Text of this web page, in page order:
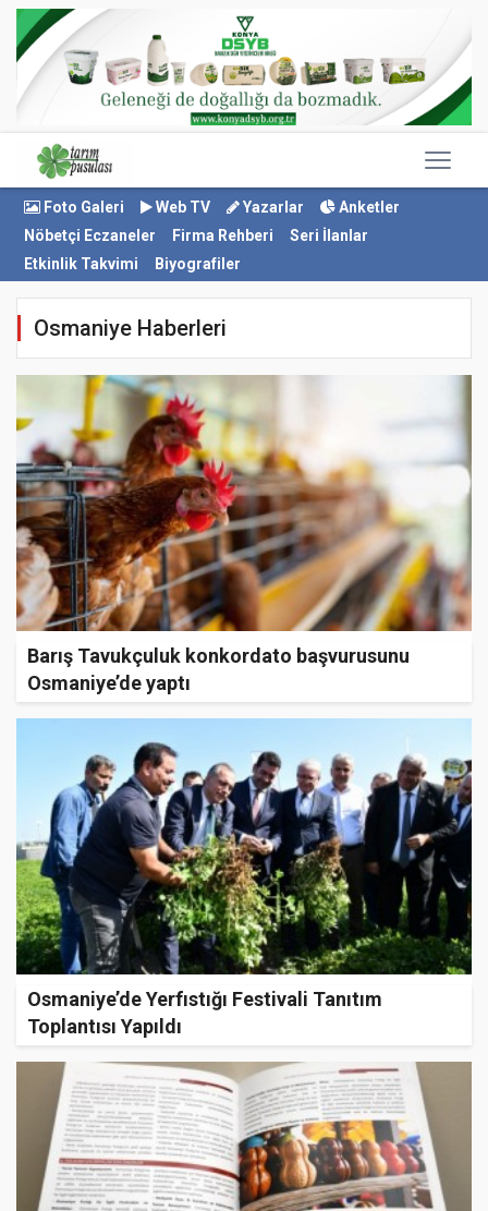
Foto Galeri Web TV Yazarlar
Anketler
Nöbetçi Eczaneler
Firma Rehberi
Seri İlanlar
Etkinlik Takvimi
Biyografiler
Osmaniye Haberleri
Barış Tavukçuluk konkordato başvurusunu
Osmaniye’de yaptı
Osmaniye’de Yerfıstığı Festivali Tanıtım
Toplantısı Yapıldı